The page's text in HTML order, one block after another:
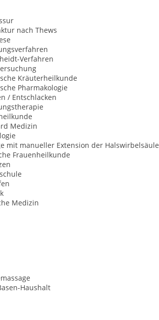
nach Thews
Verfahren
Kräuterheilkunde
Pharmakologie
/ Entschlacken
Medizin
mit manueller Extension der Halswirbelsäule
Frauenheilkunde
Medizin
Haushalt